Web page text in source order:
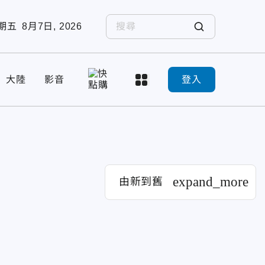
五 8月7日, 2026
大陸 影音 登入
由新到舊 expand_more